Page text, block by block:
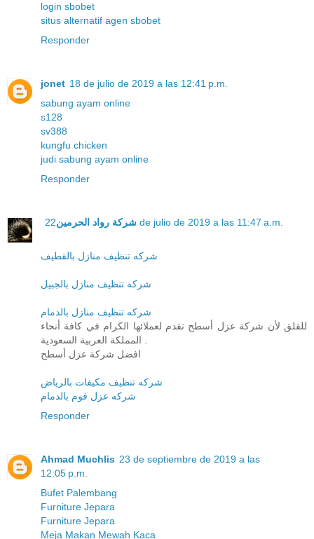
login sbobet
situs alternatif agen sbobet
Responder
jonet 18 de julio de 2019 a las 12:41 p.m.
sabung ayam online
s128
sv388
kungfu chicken
judi sabung ayam online
Responder
شركة رواد الحرمين 22 de julio de 2019 a las 11:47 a.m.
شركه تنظيف منازل بالقطيف
شركه تنظيف منازل بالجبيل
شركه تنظيف منازل بالدمام
للقلق لأن شركة عزل أسطح تقدم لعملائها الكرام في كافة أنحاء
افضل شركة عزل أسطح
شركه تنظيف مكيفات بالرياض
شركه عزل فوم بالدمام
Responder
Ahmad Muchlis 23 de septiembre de 2019 a las
12:05 p.m.
Bufet Palembang
Furniture Jepara
Furniture Jepara
Meja Makan Mewah Kaca